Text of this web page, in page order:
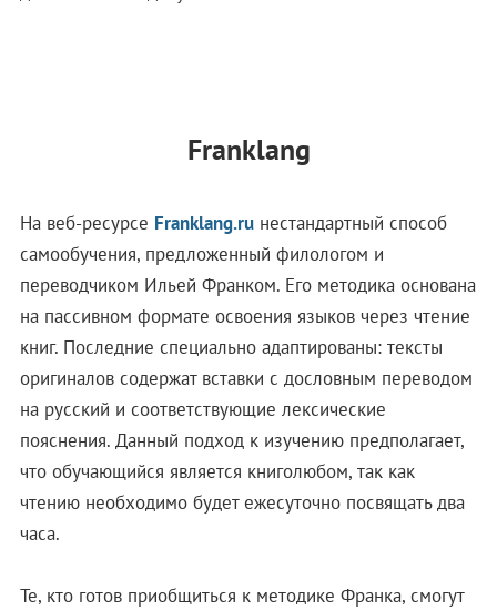
Franklang
На веб-ресурсе Franklang.ruнестандартный способ
самообучения, предложенный филологом и
переводчиком Ильей Франком. Его методика основана
на пассивном формате освоения языков через чтение
книг. Последние специально адаптированы: тексты
оригиналов содержат вставки с дословным переводом
на русский и соответствующие лексические
пояснения. Данный подход к изучению предполагает,
что обучающийся является книголюбом, так как
чтению необходимо будет ежесуточно посвящать два
часа.
Те, кто готов приобщиться к методике Франка, смогут